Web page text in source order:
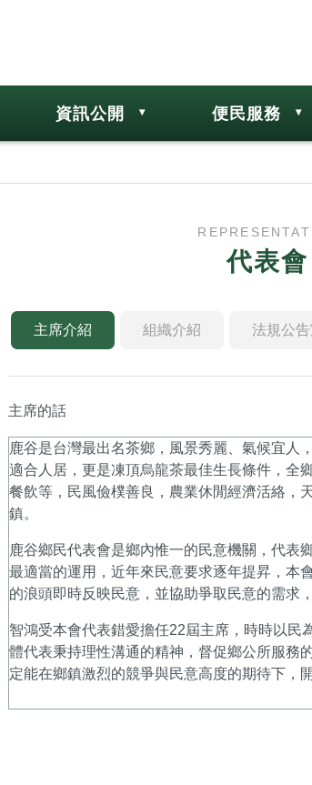
資訊公開 便民服務
代表會
主席介紹 組織介紹 法規公
主席的話
鹿谷是台灣最出名茶鄉，風景秀麗、氣候宜人
適合人居，更是凍頂烏龍茶最佳生長條件，全
餐飲等，民風儉樸善良，農業休閒經濟活絡，
鎮。
鹿谷鄉民代表會是鄉內惟一的民意機關，代表
最適當的運用，近年來民意要求逐年提昇，本
的浪頭即時反映民意，並協助爭取民意的需求
智鴻受本會代表錯愛擔任22屆主席，時時以民
體代表秉持理性溝通的精神，督促鄉公所服務
定能在鄉鎮激烈的競爭與民意高度的期待下，